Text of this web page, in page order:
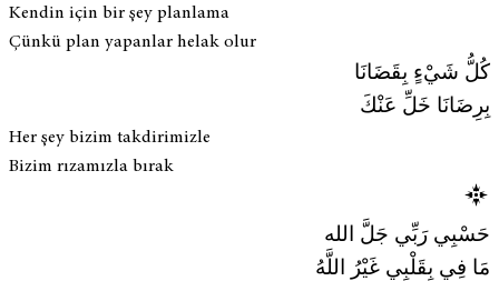
Kendin için bir şey planlama
Çünkü plan yapanlar helak olur
كُلُّ شَيْءٍ بِقَضَانَا
بِرِضَانَا خَلِّ عَنْكَ
Her şey bizim takdirimizle
Bizim rızamızla bırak
حَسْبِي رَبِّي جَلَّ الله
مَا فِي بِقَلْبِي غَيْرُ اللَّهُ